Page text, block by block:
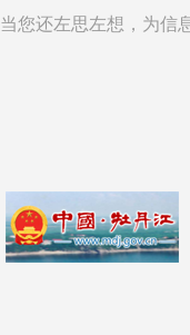
当您还左思左想，为信